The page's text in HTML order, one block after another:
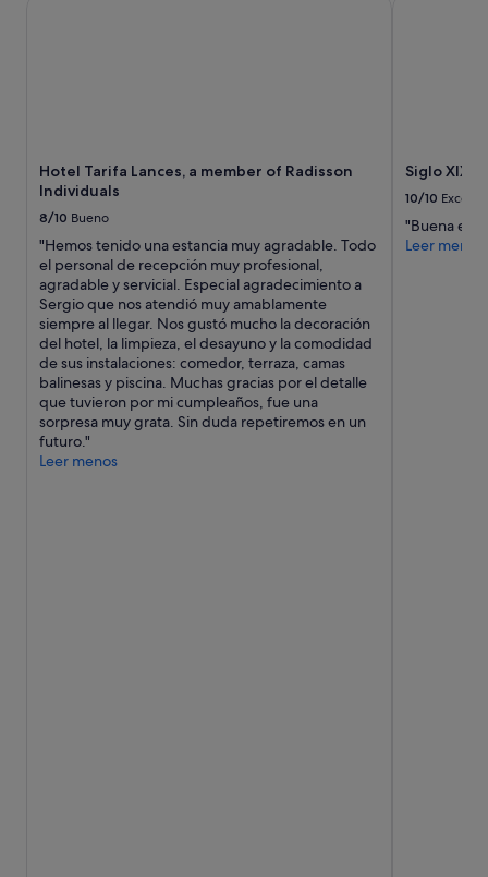
Hotel Tarifa Lances, a member of Radisson
Individuals
8/10 Bueno
"Hemos tenido una estancia muy agradable. Todo
el personal de recepción muy profesional,
agradable y servicial. Especial agradecimiento a
Sergio que nos atendió muy amablamente
siempre al llegar. Nos gustó mucho la decoración
del hotel, la limpieza, el desayuno y la comodidad
de sus instalaciones: comedor, terraza, camas
balinesas y piscina. Muchas gracias por el detalle
que tuvieron por mi cumpleaños, fue una
sorpresa muy grata. Sin duda repetiremos en un
futuro."
Leer menos
Siglo XIX
10/10
"Buena
Leer menos